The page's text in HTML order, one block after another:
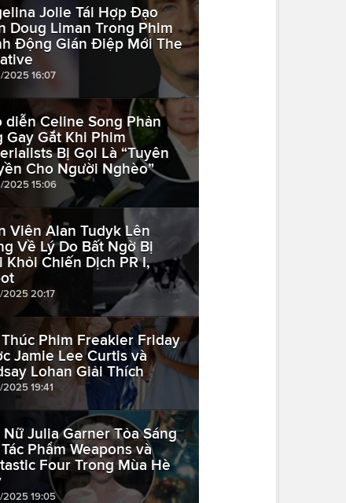
Jolie Tái Hợp Đạo
Doug Liman Trong Phim
Động Gián Điệp Mới The
2025 16:07
diễn Celine Song Phản
Gay Gắt Khi Phim
Bị Gọi Là “Tuyên
Cho Người Nghèo”
2025 15:06
Viên Alan Tudyk Lên
Về Lý Do Bất Ngờ Bị
Khỏi Chiến Dịch PR I,
2025 20:17
Phim Freakier Friday
Jamie Lee Curtis và
Lohan Giải Thích
2025 19:41
Nữ Julia Garner Tỏa Sáng
Phẩm Weapons và
Four Trong Mùa Hè
2025 19:05